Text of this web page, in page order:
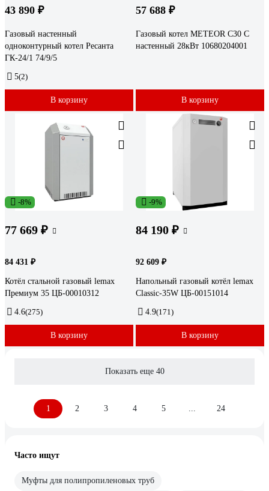
43 890 ₽
Газовый настенный
одноконтурный котел Ресанта
ГК-24/1 74/9/5
5(2)
В корзину
57 688 ₽
Газовый котел METEOR С30 С
настенный 28кВт 10680204001
В корзину
-8%
77 669 ₽
84 431 ₽
Котёл стальной газовый lemax
Премиум 35 ЦБ-00010312
4.6(275)
В корзину
-9%
84 190 ₽
92 609 ₽
Напольный газовый котёл lemax
Classic-35W ЦБ-00151014
4.9(171)
В корзину
Показать еще 40
1 2 3 4 5 24
Часто ищут
Муфты для полипропиленовых труб